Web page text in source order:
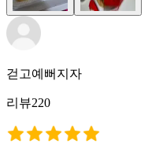
걷고예뻐지자
리뷰220